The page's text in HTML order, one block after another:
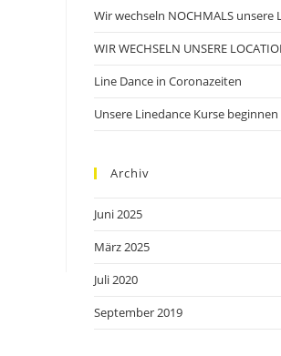
Wir wechseln NOCHMALS unsere
WIR WECHSELN UNSERE
Line Dance in Coronazeiten
Unsere Linedance Kurse
Archiv
Juni 2025
März 2025
Juli 2020
September 2019